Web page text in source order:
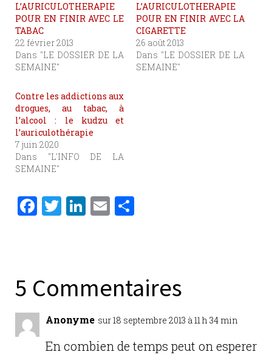
L’AURICULOTHERAPIE
POUR EN FINIR AVEC LE
TABAC
22 février 2013
Dans "LE DOSSIER DE LA
SEMAINE"
L’AURICULOTHERAPIE
POUR EN FINIR AVEC LA
CIGARETTE
26 août 2013
Dans "LE DOSSIER DE LA
SEMAINE"
Contre les addictions aux
drogues, au tabac, à
l’alcool : le kudzu et
l’auriculothérapie
7 juin 2020
Dans "L'INFO DE LA
SEMAINE"
F
b
o
o
k
T
r
Li
dI
n
E
er
5 Commentaires
Anonyme sur 18 septembre 2013 à 11 h 34 min
En combien de temps peut on esperer